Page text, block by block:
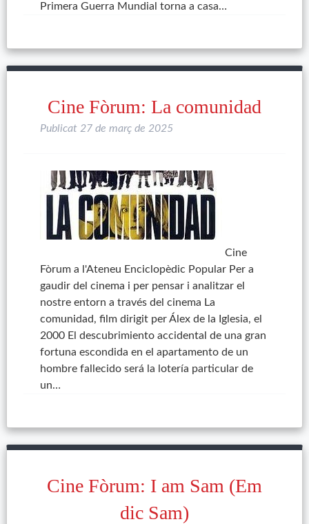
Primera Guerra Mundial torna a casa…
Cine Fòrum: La comunidad
Publicat 27 de març de 2025
Cine
Fòrum a l'Ateneu Enciclopèdic Popular Per a
gaudir del cinema i per pensar i analitzar el
nostre entorn a través del cinema La
comunidad, film dirigit per Álex de la Iglesia, el
2000 El descubrimiento accidental de una gran
fortuna escondida en el apartamento de un
hombre fallecido será la lotería particular de
un…
Cine Fòrum: I am Sam (Em
dic Sam)